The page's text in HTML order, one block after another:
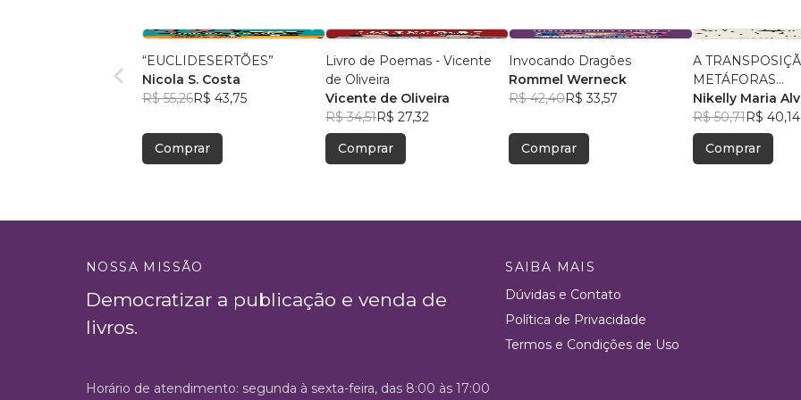
“EUCLIDESERTÕES”
Nicola S. Costa
R$ 55,26R$ 43,75
Comprar
Livro de Poemas - Vicente
de Oliveira
Vicente de Oliveira
R$ 34,51R$ 27,32
Comprar
Invocando Dragões
Rommel Werneck
R$ 42,40R$ 33,57
Comprar
A
METÁFORAS
ONTOLOGICAS
MENTAL PARA A
LINGUAGEM NA
DE CECÍLIA
Nikelly Maria
R$ 50,71R$ 40,14
Comprar
NOSSA MISSÃO
Democratizar a publicação e venda de
livros.
SAIBA MAIS
Dúvidas e Contato
Política de Privacidade
Termos e Condições de Uso
Horário de atendimento: segunda à sexta-feira, das 8:00 às 17:00